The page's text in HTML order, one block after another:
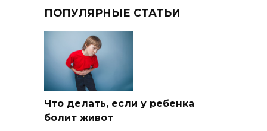
ПОПУЛЯРНЫЕ СТАТЬИ
Что делать, если у ребенка
болит живот